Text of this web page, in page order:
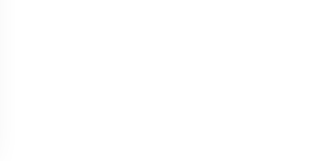
aan winkelwagen